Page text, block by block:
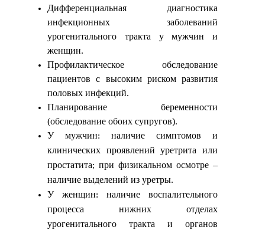
Дифференциальная диагностика
инфекционных заболеваний
урогенитального тракта у мужчин и
женщин.
Профилактическое обследование
пациентов с высоким риском развития
половых инфекций.
Планирование беременности
(обследование обоих супругов).
У
мужчин: наличие симптомов
и
клинических проявлений уретрита
или
простатита; при физикальном осмотре –
наличие выделений из уретры.
У женщин: наличие
воспалительного
процесса
нижних
отделах
урогенитального
тракта и
органов